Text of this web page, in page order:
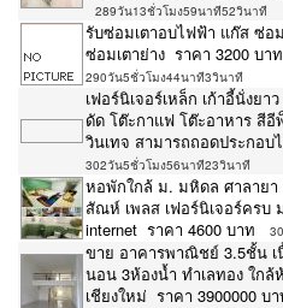
289วัน13ชั่วโมง59นาที52วินาที
รับซ่อมเตาอบไฟฟ้า แก๊ส ซ่อ
ซ่อมเตาย่าง ราคา 3200 บาท
290วัน5ชั่วโมง44นาที3วินาที
เฟอร์นิเจอร์เหล็ก เก้าอี้นั่งยา
ดัด โต๊ะกาแฟ โต๊ะอาหาร สี
วินเทจ สามารถถอดประกอบ
302วัน5ชั่วโมง56นาที23วินาที
หอพักใกล้ ม. มหิดล ศาลาย
สัณห์ เพลส เฟอร์นิเจอร์ครบ
internet ราคา 4600 บาท
ขาย อาคารพาณิชย์ 3.5ชั้น เ
นอน 3ห้องน้ำ ทำเลทอง ใกล้
เชียงใหม่ ราคา 3900000 บ